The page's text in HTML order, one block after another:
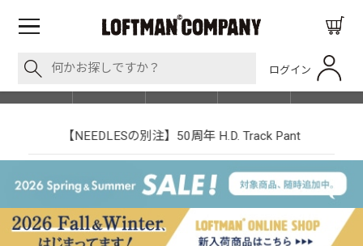
ログイン
SHOP LIST
【NEEDLESの別注】50周年 H.D. Track Pant